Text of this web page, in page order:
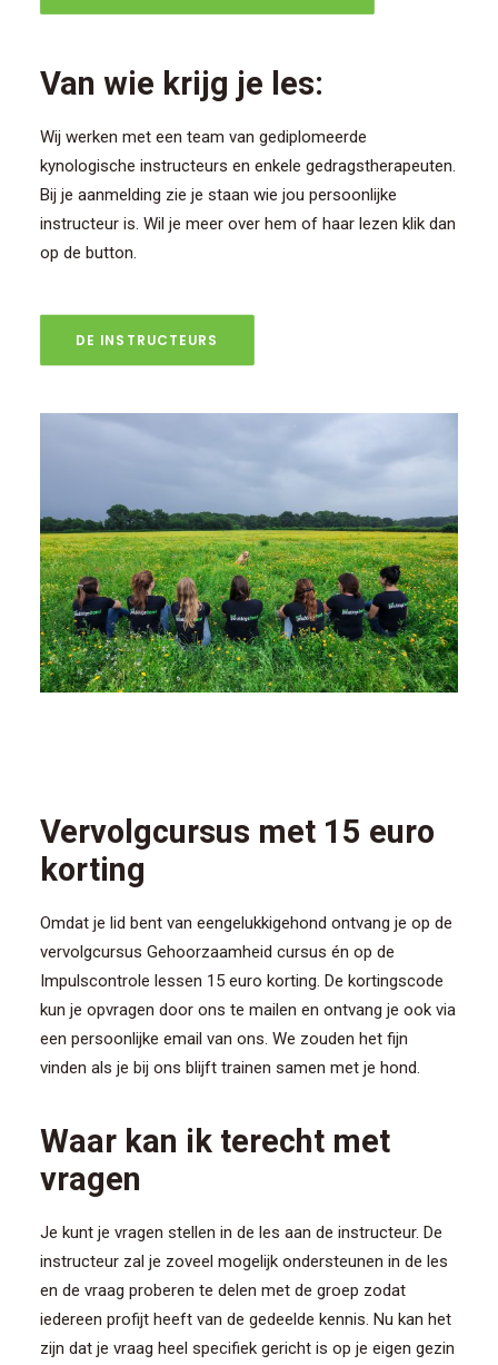
Van wie krijg je les:
Wij werken met een team van gediplomeerde
kynologische instructeurs en enkele gedragstherapeuten.
Bij je aanmelding zie je staan wie jou persoonlijke
instructeur is. Wil je meer over hem of haar lezen klik dan
op de button.
DE INSTRUCTEURS
Vervolgcursus met 15 euro
korting
Omdat je lid bent van eengelukkigehond ontvang je op de
vervolgcursus Gehoorzaamheid cursus én op de
Impulscontrole lessen 15 euro korting. De kortingscode
kun je opvragen door ons te mailen en ontvang je ook via
een persoonlijke email van ons. We zouden het fijn
vinden als je bij ons blijft trainen samen met je hond.
Waar kan ik terecht met
vragen
Je kunt je vragen stellen in de les aan de instructeur. De
instructeur zal je zoveel mogelijk ondersteunen in de les
en de vraag proberen te delen met de groep zodat
iedereen profijt heeft van de gedeelde kennis. Nu kan het
zijn dat je vraag heel specifiek gericht is op je eigen gezin